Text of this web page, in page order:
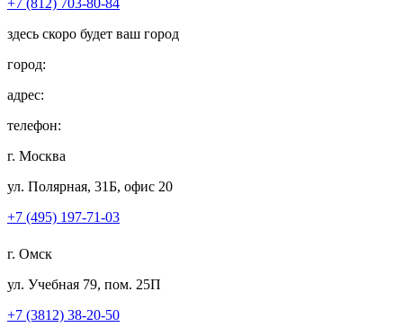
здесь скоро будет ваш город
город:
адрес:
телефон:
г. Москва
ул. Полярная, 31Б, офис 20
+7 (495) 197-71-03
г. Омск
ул. Учебная 79, пом. 25П
+7 (3812) 38-20-50